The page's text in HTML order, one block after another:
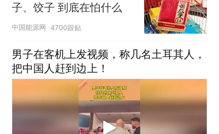
子、饺子 到底在怕什么
中国能源网 4700跟贴
男子在客机上发视频，称几名土耳其人，
把中国人赶到边上！